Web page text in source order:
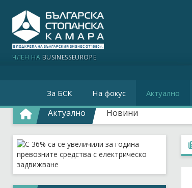
ЧЛЕН НА BUSINESSEUROPE
За БСК На фокус Актуално
Актуално Новини